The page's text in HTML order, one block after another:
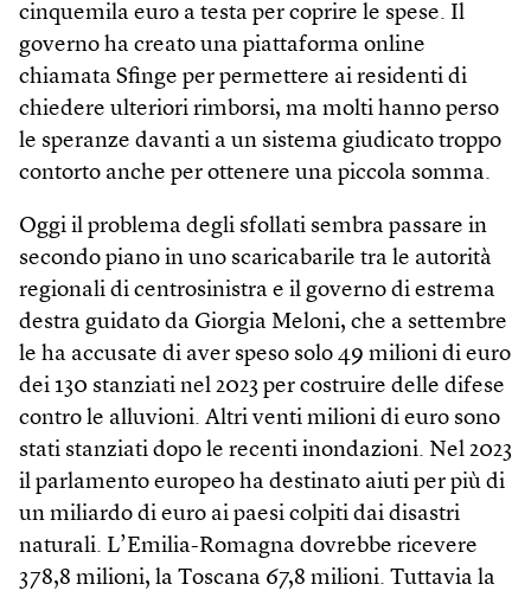
cinquemila euro a testa per coprire le spese. Il
governo ha creato una piattaforma online
chiamata Sfinge per permettere ai residenti di
chiedere ulteriori rimborsi, ma molti hanno perso
le speranze davanti a un sistema giudicato troppo
contorto anche per ottenere una piccola somma.
Oggi il problema degli sfollati sembra passare in
secondo piano in uno scaricabarile tra le autorità
regionali di centrosinistra e il governo di estrema
destra guidato da Giorgia Meloni, che a settembre
le ha accusate di aver speso solo 49 milioni di euro
dei 130 stanziati nel 2023 per costruire delle difese
contro le alluvioni. Altri venti milioni di euro sono
stati stanziati dopo le recenti inondazioni. Nel 2023
il parlamento europeo ha destinato aiuti per più di
un miliardo di euro ai paesi colpiti dai disastri
naturali. L’Emilia-Romagna dovrebbe ricevere
378,8 milioni, la Toscana 67,8 milioni. Tuttavia la